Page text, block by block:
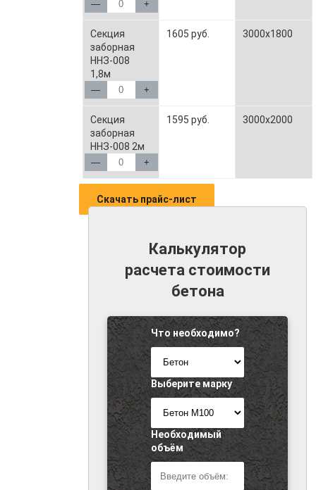
— +
Секция
заборная
ННЗ-008
1,8м
— +
1605 руб. 3000x1800
Секция
заборная
ННЗ-008 2м
— +
1595 руб. 3000x2000
Скачать прайс-лист
Калькулятор
расчета стоимости
бетона
Что необходимо?
Выберите марку
Необходимый
объём